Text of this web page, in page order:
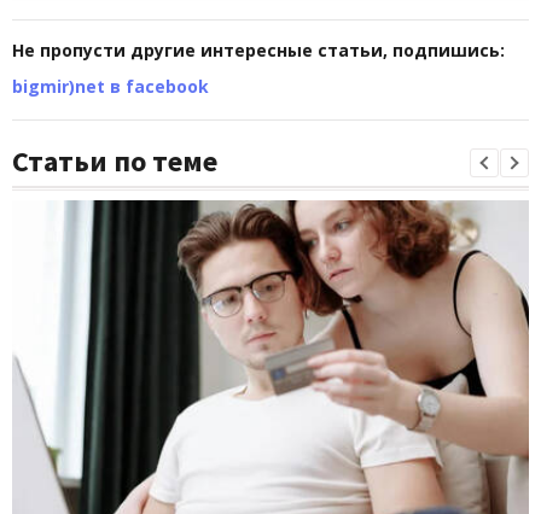
Не пропусти другие интересные статьи, подпишись:
bigmir)net в facebook
Статьи по теме